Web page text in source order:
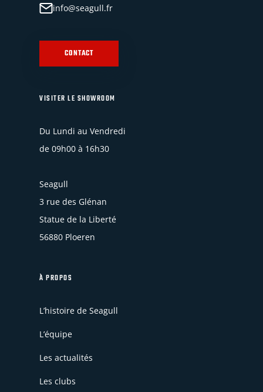
info@seagull.fr
CONTACT
VISITER LE SHOWROOM
Du Lundi au Vendredi
de 09h00 à 16h30
Seagull
3 rue des Glénan
Statue de la Liberté
56880 Ploeren
À PROPOS
L’histoire de Seagull
L’équipe
Les actualités
Les clubs